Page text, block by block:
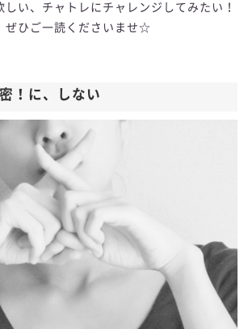
しい、チャトレにチャレンジしてみたい！
ぜひご一読くださいませ☆
！に、しない